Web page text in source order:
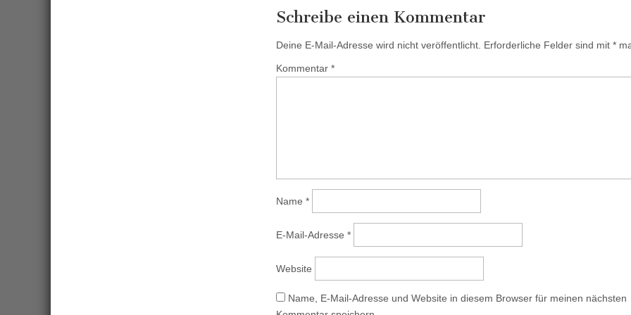
Schreibe einen Kommentar
Deine E-Mail-Adresse wird nicht veröffentlicht. Erforderliche Felder sind mit *
Kommentar *
Name *
E-Mail-Adresse *
Website
Name, E-Mail-Adresse und Website in diesem Browser für meinen nächsten